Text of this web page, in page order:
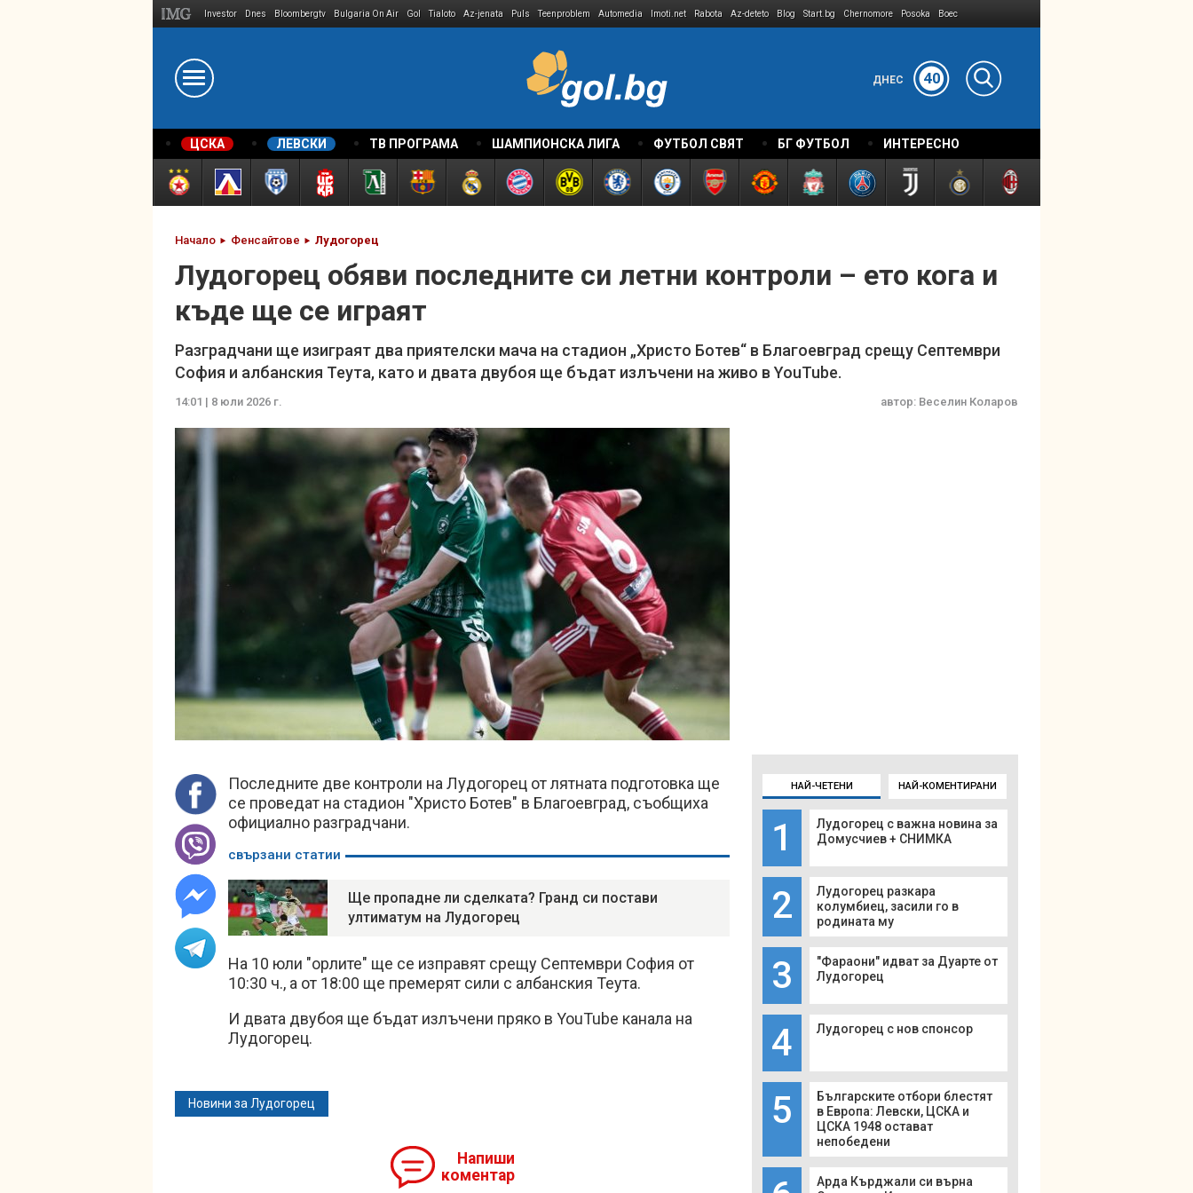
Investor Dnes Bloombergtv Bulgaria On Air Gol Tialoto Az-jenata Puls Teenproblem Automedia Imoti.net Rabota Az-deteto Blog Start.bg Chernomore Posoka Boec
ДНЕС 40
ЦСКА ЛЕВСКИ ТВ ПРОГРАМА ШАМПИОНСКА ЛИГА ФУТБОЛ СВЯТ БГ ФУТБОЛ ИНТЕРЕСНО
Начало Фенсайтове Лудогорец
Лудогорец обяви последните си летни контроли – ето кога и
къде ще се играят
Разградчани ще изиграят два приятелски мача на стадион „Христо Ботев“ в Благоевград срещу Септември
София и албанския Теута, като и двата двубоя ще бъдат излъчени на живо в YouTube.
14:01 | 8 юли 2026 г. автор: Веселин Коларов
Последните две контроли на Лудогорец от лятната подготовка ще
се проведат на стадион "Христо Ботев" в Благоевград, съобщиха
официално разградчани.
свързани статии
Ще пропадне ли сделката? Гранд си постави
ултиматум на Лудогорец
На 10 юли "орлите" ще се изправят срещу Септември София от
10:30 ч., а от 18:00 ще премерят сили с албанския Теута.
И двата двубоя ще бъдат излъчени пряко в YouTube канала на
Лудогорец.
Новини за Лудогорец
Напиши
коментар
НАЙ-ЧЕТЕНИ НАЙ-КОМЕНТИРАНИ
1
Лудогорец с важна новина за
Домусчиев + СНИМКА
2
Лудогорец разкара
колумбиец, засили го в
родината му
3
"Фараони" идват за Дуарте от
Лудогорец
4 Лудогорец с нов спонсор
5
Българските отбори блестят
в Европа: Левски, ЦСКА и
ЦСКА 1948 остават
непобедени
Арда Кърджали си върна